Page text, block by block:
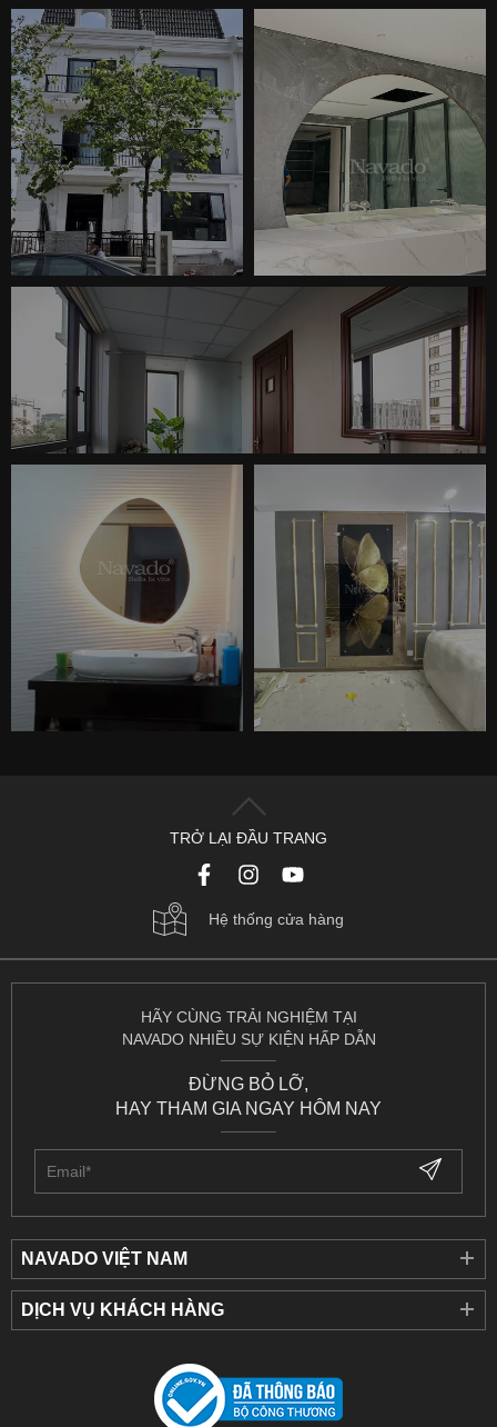
TRỞ LẠI ĐẦU TRANG
Hệ thống cửa hàng
NAVADO VIỆT NAM
DỊCH VỤ KHÁCH HÀNG
HÃY CÙNG TRẢI NGHIỆM TẠI
NAVADO NHIỀU SỰ KIỆN HẤP DẪN
ĐỪNG BỎ LỠ,
HAY THAM GIA NGAY HÔM NAY